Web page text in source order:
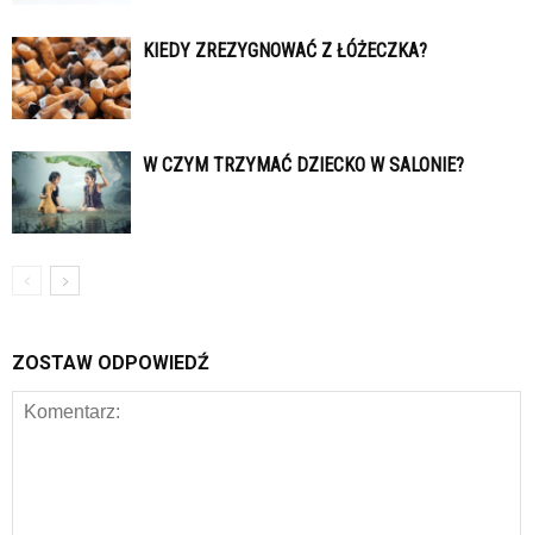
KIEDY ZREZYGNOWAĆ Z ŁÓŻECZKA?
W CZYM TRZYMAĆ DZIECKO W SALONIE?
ZOSTAW ODPOWIEDŹ